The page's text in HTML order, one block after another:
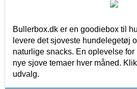
Bullerbox.dk er en goodiebox til
levere det sjoveste hundelegetøj
naturlige snacks. En oplevelse
nye sjove temaer hver måned.
udvalg.